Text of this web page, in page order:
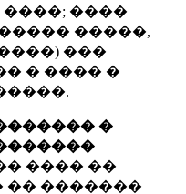
����
�����,
���
� ���� �
�
���� ��
�� �������